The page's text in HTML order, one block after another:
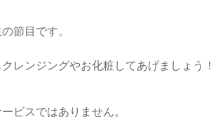
節目です。
レンジングやお化粧してあげましょう！
ビスではありません。